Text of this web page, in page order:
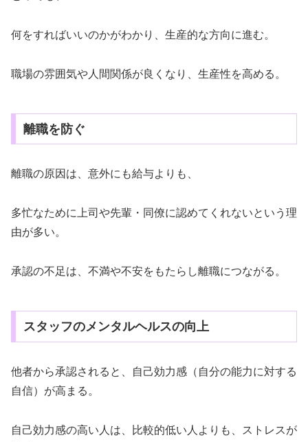
何をすればいいのかがわかり、生産的な方向に進む。
職場の雰囲気や人間関係が良くなり、生産性を高める。
離職を防ぐ
離職の原因は、意外にも給与よりも、
多忙なために上司や先輩・同僚に認めてくれないという理
由が多い。
承認の不足は、不満や不安をもたらし離職につながる。
スタッフのメンタルヘルスの向上
他者から承認されると、自己効力感（自分の能力に対する
自信）が高まる。
自己効力感の高い人は、比較的低い人よりも、ストレスが